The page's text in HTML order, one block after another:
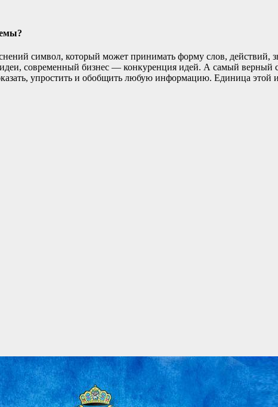
символ, который может принимать форму слов, действий,
современный бизнес — конкуренция идей. А самый верный
упростить и обобщить любую информацию. Единица этой